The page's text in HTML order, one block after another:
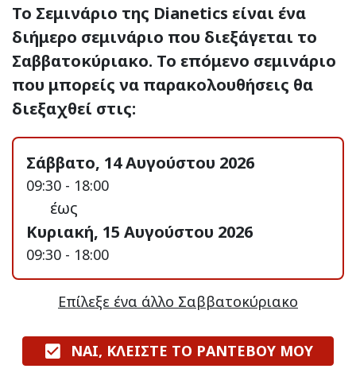
Το Σεμινάριο της Dianetics είναι ένα
διήμερο σεμινάριο που διεξάγεται το
Σαββατοκύριακο. Το επόμενο σεμινάριο
που μπορείς να παρακολουθήσεις θα
διεξαχθεί στις:
Σάββατο, 14 Αυγούστου 2026
09:30 - 18:00
έως
Κυριακή, 15 Αυγούστου 2026
09:30 - 18:00
Επίλεξε ένα άλλο Σαββατοκύριακο
ΝΑΙ, ΚΛΕΙΣΤΕ ΤΟ ΡΑΝΤΕΒΟΥ ΜΟΥ